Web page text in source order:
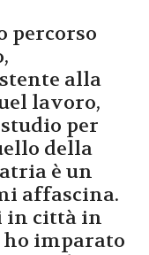
percorso
alla
lavoro,
per
della
è un
affascina.
in città in
imparato